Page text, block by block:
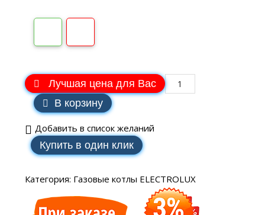
Лучшая цена для Вас
В корзину
Добавить в список желаний
Купить в один клик
Категория: Газовые котлы ELECTROLUX